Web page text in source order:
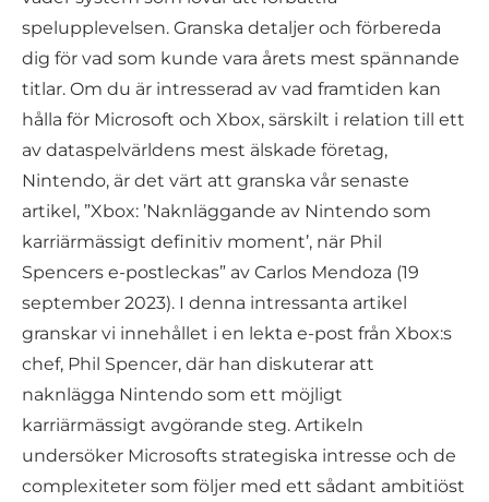
spelupplevelsen. Granska detaljer och förbereda
dig för vad som kunde vara årets mest spännande
titlar. Om du är intresserad av vad framtiden kan
hålla för Microsoft och Xbox, särskilt i relation till ett
av dataspelvärldens mest älskade företag,
Nintendo, är det värt att granska vår senaste
artikel, ”Xbox: ’Naknläggande av Nintendo som
karriärmässigt definitiv moment’, när Phil
Spencers e-postleckas” av Carlos Mendoza (19
september 2023). I denna intressanta artikel
granskar vi innehållet i en lekta e-post från Xbox:s
chef, Phil Spencer, där han diskuterar att
naknlägga Nintendo som ett möjligt
karriärmässigt avgörande steg. Artikeln
undersöker Microsofts strategiska intresse och de
complexiteter som följer med ett sådant ambitiöst